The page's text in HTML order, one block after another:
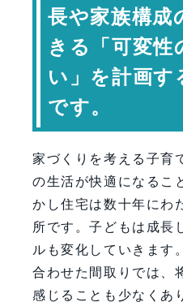
える
共働き世帯は家
将来のライフス
おく
子育て世代の家
専門家コメント
まとめ：西都児
る子育て世代の
FAQ
【会社情報・お
長や家族構成
きる「可変性
い」を計画す
です。
家づくりを考える子育
の生活が快適になるこ
かし住宅は数十年にわ
所です。子どもは成長
ルも変化していきます
合わせた間取りでは、
感じることも少なくあ